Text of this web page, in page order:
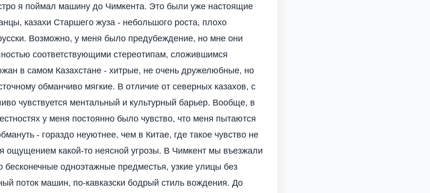
я поймал машину до Чимкента. Это были уже настоящие
казахи Старшего жуза - небольшого роста, плохо
Возможно, у меня было предубеждение, но мне они
соответствующими стереотипам, сложившимся
в самом Казахстане - хитрые, не очень дружелюбные, но
обманчиво мягкие. В отличие от северных казахов, с
чувствуется ментальный и культурный барьер. Вообще, в
у меня постоянно было чувство, что меня пытаются
- гораздо неуютнее, чем в Китае, где такое чувство не
ощущением какой-то неясной угрозы. В Чимкент мы въезжали
бесконечные одноэтажные предместья, узкие улицы без
поток машин, по-кавказски бодрый стиль вождения. До